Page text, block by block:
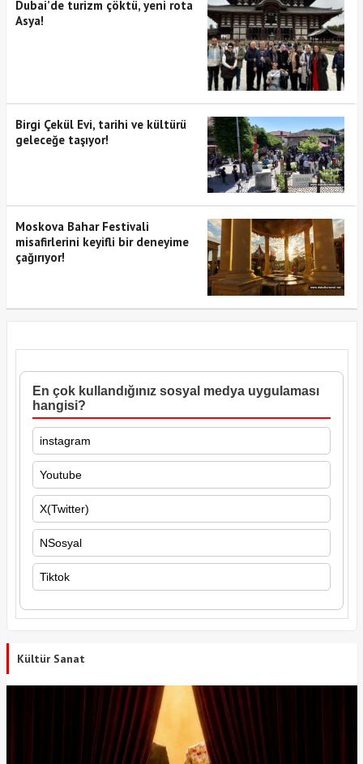
Dubai’de turizm çöktü, yeni rota
Asya!
Birgi Çekül Evi, tarihi ve kültürü
geleceğe taşıyor!
Moskova Bahar Festivali
misafirlerini keyifli bir deneyime
çağırıyor!
En çok kullandığınız sosyal medya uygulaması
hangisi?
instagram
Youtube
X(Twitter)
NSosyal
Tiktok
Kültür Sanat